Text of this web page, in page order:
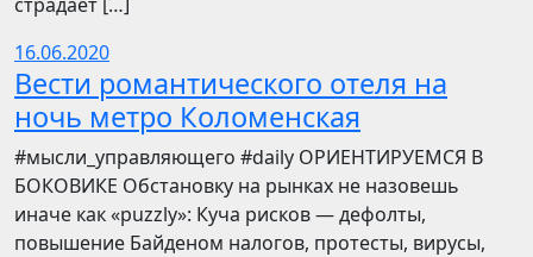
16.06.2020
Вести романтического отеля на
ночь метро Коломенская
​​#мысли_управляющего #daily ОРИЕНТИРУЕМСЯ В
БОКОВИКЕ Обстановку на рынках не назовешь
иначе как «puzzly»: Куча рисков — дефолты,
повышение Байденом налогов, протесты, вирусы,